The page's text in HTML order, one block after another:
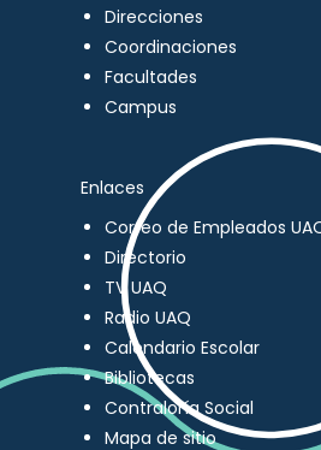
Direcciones
Coordinaciones
Facultades
Campus
Enlaces
Correo de Empleados
Directorio
TV UAQ
Radio UAQ
Calendario Escolar
Bibliotecas
Contraloría Social
Mapa de sitio